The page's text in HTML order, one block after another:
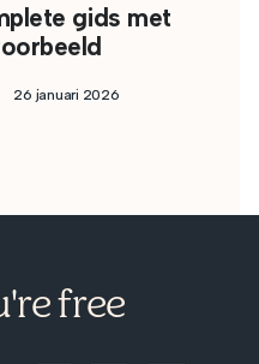
gids met
26 januari 2026
free